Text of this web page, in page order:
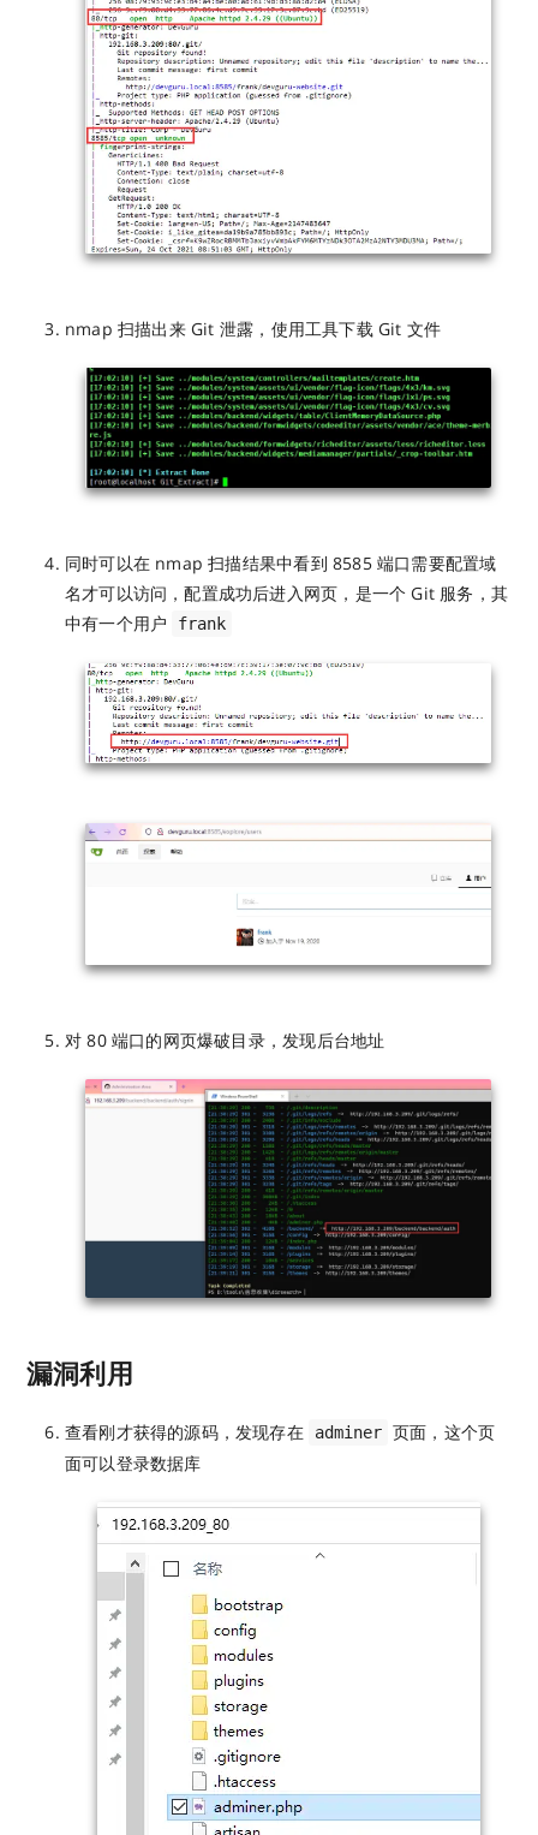
nmap 扫描出来 Git 泄露，使用工具下载 Git 文件
同时可以在 nmap 扫描结果中看到 8585 端口需要配置域
名才可以访问，配置成功后进入网页，是一个 Git 服务，其
中有一个用户
frank
对 80 端口的网页爆破目录，发现后台地址
漏洞利用
查看刚才获得的源码，发现存在 adminer 页面，这个页
面可以登录数据库